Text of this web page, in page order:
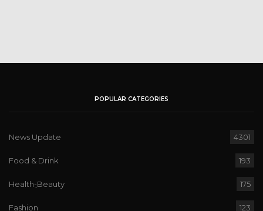
POPULAR CATEGORIES
News Update 4301
Food & Drink 193
Health-ฺBeauty 175
Fashion 123